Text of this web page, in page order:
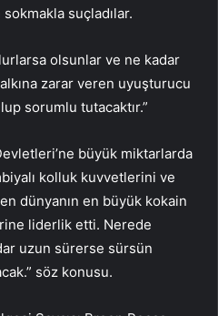
suçladılar.
olsunlar ve ne kadar
zarar veren uyuşturucu
sorumlu tutacaktır.”
büyük miktarlarda
kolluk kuvvetlerini ve
dünyanın en büyük kokain
liderlik etti. Nerede
uzun sürerse sürsün
söz konusu.